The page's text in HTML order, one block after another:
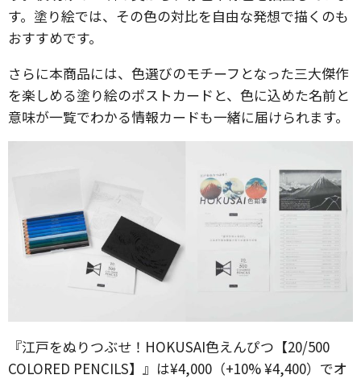
す。塗り絵では、その色の対比を自由な発想で描くのも
おすすめです。
さらに本商品には、色選びのモチーフとなった三大傑作
を楽しめる塗り絵のポストカードと、色に込めた名前と
意味が一覧でわかる情報カードも一緒に届けられます。
『江戸をぬりつぶせ！HOKUSAI色えんぴつ【20/500
COLORED PENCILS】』は¥4,000（+10% ¥4,400）でオ